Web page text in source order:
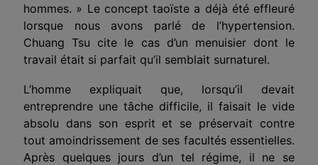
hommes. » Le concept taoïste a déjà été effleuré
lorsque nous avons parlé de l’hypertension.
Chuang Tsu cite le cas d’un menuisier dont le
travail était si parfait qu’il semblait surnaturel.
L’homme expliquait que, lorsqu’il devait
entreprendre une tâche difficile, il faisait le vide
absolu dans son esprit et se préservait contre
tout amoindrissement de ses facultés essentielles.
Après quelques jours d’un tel régime, il ne se